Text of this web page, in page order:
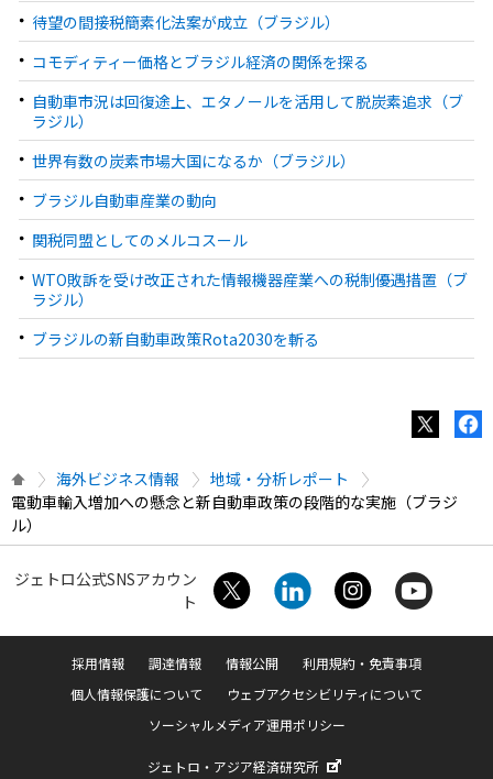
待望の間接税簡素化法案が成立（ブラジル）
コモディティー価格とブラジル経済の関係を探る
自動車市況は回復途上、エタノールを活用して脱炭素追求（ブ
ラジル）
世界有数の炭素市場大国になるか（ブラジル）
ブラジル自動車産業の動向
関税同盟としてのメルコスール
WTO敗訴を受け改正された情報機器産業への税制優遇措置（ブ
ラジル）
ブラジルの新自動車政策Rota2030を斬る
海外ビジネス情報
地域・分析レポート
電動車輸入増加への懸念と新自動車政策の段階的な実施（ブラジ
ル）
ジェトロ公式SNSアカウン
ト
採用情報 調達情報 情報公開
利用規約・免責事項
個人情報保護について
ウェブアクセシビリティについて
ソーシャルメディア運用ポリシー
ジェトロ・アジア経済研究所